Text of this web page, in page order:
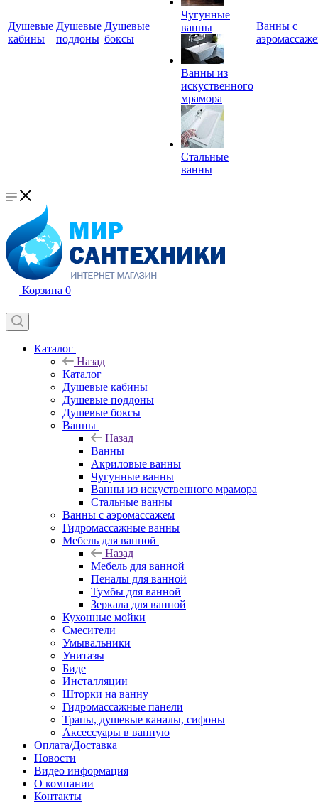
Душевые
кабины
Душевые
поддоны
Душевые
боксы
Чугунные
ванны
Ванны из
искуственного
мрамора
Стальные
ванны
Ванны с
Корзина 0
Каталог
Назад
Каталог
Душевые кабины
Душевые поддоны
Душевые боксы
Ванны
Назад
Ванны
Акриловые ванны
Чугунные ванны
Ванны из искуственного мрамора
Стальные ванны
Ванны с аэромассажем
Гидромассажные ванны
Мебель для ванной
Назад
Мебель для ванной
Пеналы для ванной
Тумбы для ванной
Зеркала для ванной
Кухонные мойки
Смесители
Умывальники
Унитазы
Биде
Инсталляции
Шторки на ванну
Гидромассажные панели
Трапы, душевые каналы, сифоны
Аксессуары в ванную
Оплата/Доставка
Новости
Видео информация
О компании
Контакты